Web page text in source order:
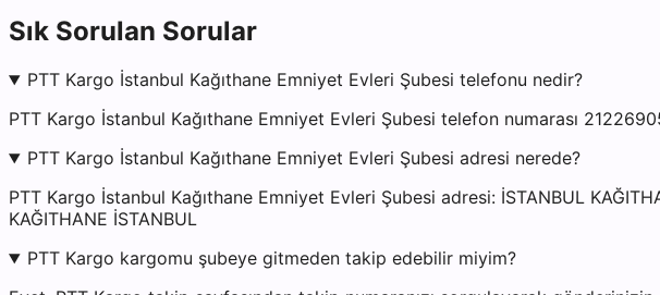
Sık Sorulan Sorular
PTT Kargo İstanbul Kağıthane Emniyet Evleri Şubesi telefonu nedir?
PTT Kargo İstanbul Kağıthane Emniyet Evleri Şubesi telefon numarası
PTT Kargo İstanbul Kağıthane Emniyet Evleri Şubesi adresi nerede?
PTT Kargo İstanbul Kağıthane Emniyet Evleri Şubesi adresi: İSTANBUL
KAĞITHANE İSTANBUL
PTT Kargo kargomu şubeye gitmeden takip edebilir miyim?